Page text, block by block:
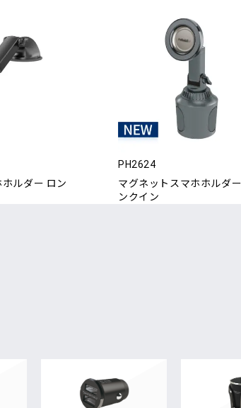
ルダー ロン
PH2624
マグネットスマホホルダ
ンクイン